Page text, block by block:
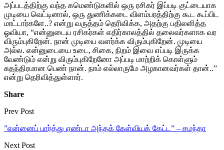
அப்படத்திற்கு வந்த கமெண்டுகளில் ஒரு ரசிகர் இப்படி குட்டையாக
முடியை வெட்டினால், ஒரு துணிக்கடை விளம்பரத்திற்கு கூட கூப்பிட
மாட்டார்களே..? என்று வருத்தம் தெரிவிக்க, அதற்கு பதிலளித்த
ஓவியா, “என்னுடைய ரசிகர்கள் எதிர்காலத்தில் தலைவர்களாக வர
விரும்புகிறேன். நான் முடியை வளர்க்க விரும்புகிறேன். முடியை
அல்ல. என்னுடையை உடை, சிகை, நிறம் இவை எப்படி இருக்க
வேண்டும் என்று விரும்புகிறேனோ அப்படி மாற்றிக் கொள்ளும்
சுதந்திரமான பெண் நான். நாம் எல்லாருமே அழகானவர்கள் தான்..”
என்று தெரிவித்துள்ளார்.
Share
Prev Post
”என்னைப் பார்த்து ஏண்டா அந்தக் கேள்வியக் கேட்ட” – சமந்தா
Next Post